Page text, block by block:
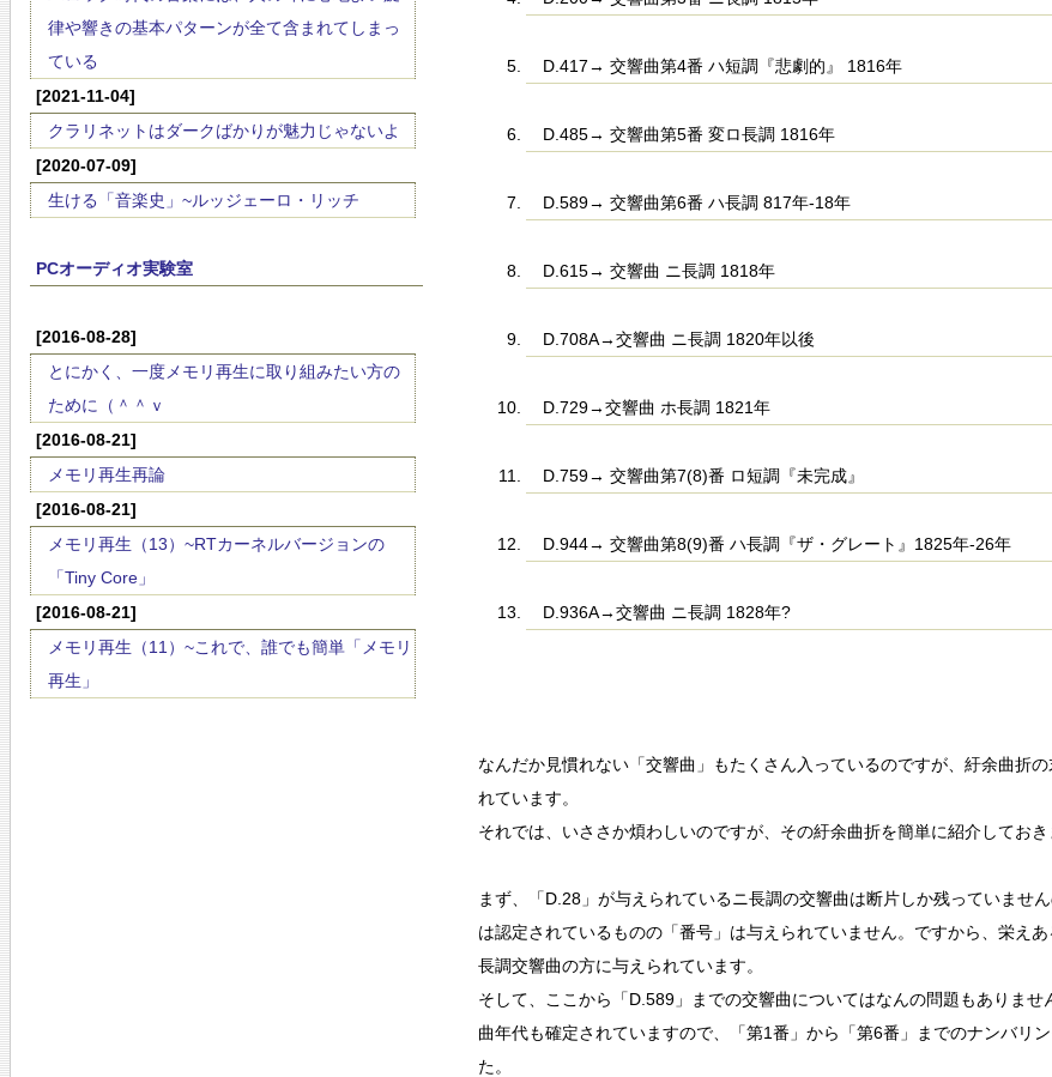
律や響きの基本パターンが全て含まれてしまっ
ている
[2021-11-04]
クラリネットはダークばかりが魅力じゃないよ
[2020-07-09]
生ける「音楽史」~ルッジェーロ・リッチ
PCオーディオ実験室
[2016-08-28]
とにかく、一度メモリ再生に取り組みたい方の
ために（＾＾ｖ
[2016-08-21]
メモリ再生再論
[2016-08-21]
メモリ再生（13）~RTカーネルバージョンの
「Tiny Core」
[2016-08-21]
メモリ再生（11）~これで、誰でも簡単「メモリ
再生」
D.417→ 交響曲第4番 ハ短調『悲劇的』 1816年
D.485→ 交響曲第5番 変ロ長調 1816年
D.589→ 交響曲第6番 ハ長調 817年-18年
D.615→ 交響曲 ニ長調 1818年
D.708A→交響曲 ニ長調 1820年以後
D.729→交響曲 ホ長調 1821年
D.759→ 交響曲第7(8)番 ロ短調『未完成』
D.944→ 交響曲第8(9)番 ハ長調『ザ・グレート』1825年-26年
D.936A→交響曲 ニ長調 1828年?
なんだか見慣れない「交響曲」もたくさん入っているのですが、紆余曲折
れています。
それでは、いささか煩わしいのですが、その紆余曲折を簡単に紹介しておき
まず、「D.28」が与えられているニ長調の交響曲は断片しか残っていませ
は認定されているものの「番号」は与えられていません。ですから、栄え
長調交響曲の方に与えられています。
そして、ここから「D.589」までの交響曲についてはなんの問題もありま
曲年代も確定されていますので、「第1番」から「第6番」までのナンバリ
た。